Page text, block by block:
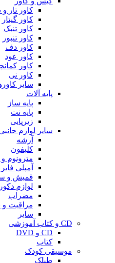
کاور تار و
کاور گیتار
کاور تنبک
کاور تنبور
کاور دف
کاور عود
کاور
کاور نی
سایر
پایه آلات
پایه ساز
پایه نت
زیرپایی
سایر لوازم
آرشه
کلیفون
مترونوم و
آمپلی فایر
قمیش و
لوازم
مضراب
مراقبت و
سایر
CD و کتاب آموزشی
CD و DVD
کتاب
موسیقی کودک
طبلک